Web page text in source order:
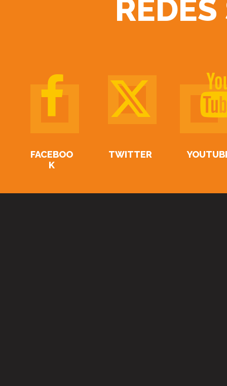
FACEBOO
K
TWITTER